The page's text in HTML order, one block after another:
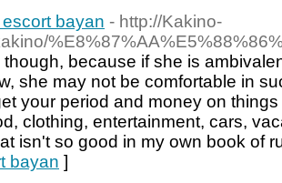
bayan - http://Kakino-
because if she is
she may not be comfortable in
your period and money on
clothing, entertainment, cars,
isn't so good in my own book of
bayan ]